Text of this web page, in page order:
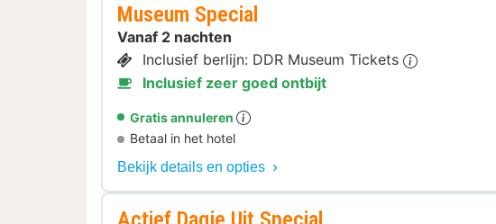
Museum Special
Vanaf 2 nachten
Inclusief berlijn: DDR Museum Tickets
Inclusief zeer goed ontbijt
Gratis annuleren
Betaal in het hotel
Bekijk details en opties